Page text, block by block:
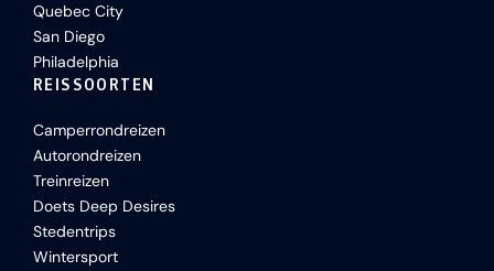
Quebec City
San Diego
Philadelphia
REISSOORTEN
Camperrondreizen
Autorondreizen
Treinreizen
Doets Deep Desires
Stedentrips
Wintersport